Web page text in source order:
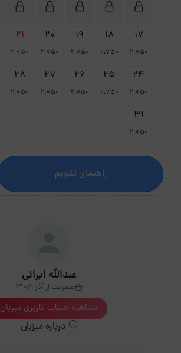
17
2،750
18
2،750
19
2،750
20
2،750
21
2،750
24
2،750
25
2،750
26
2،750
27
2،750
28
2،750
31
2،750
راهنمای تقویم
عبدالله ایرانی
عضویت از آذر 1403
مشاهده حساب کاربری میزبان
درباره میزبان